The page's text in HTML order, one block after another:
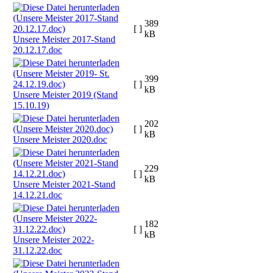
Unsere Meister 2017-Stand
20.12.17.doc
[ ]
389
kB
Unsere Meister 2019 (Stand
15.10.19)
[ ]
399
kB
Unsere Meister 2020.doc
[ ]
202
kB
Unsere Meister 2021-Stand
14.12.21.doc
[ ]
229
kB
Unsere Meister 2022-
31.12.22.doc
[ ]
182
kB